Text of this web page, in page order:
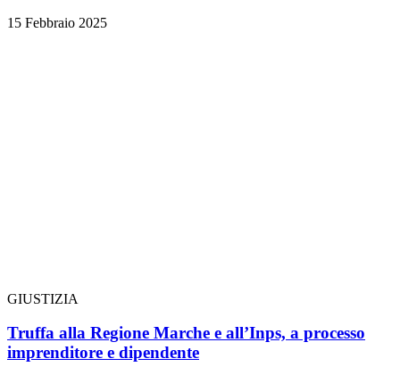
15 Febbraio 2025
GIUSTIZIA
Truffa alla Regione Marche e all’Inps, a processo
imprenditore e dipendente